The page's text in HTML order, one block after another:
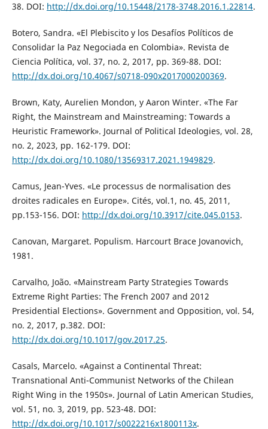
38. DOI: http://dx.doi.org/10.15448/2178-3748.2016.1.22814.
Botero, Sandra. «El Plebiscito y los Desafíos Políticos de
Consolidar la Paz Negociada en Colombia». Revista de
Ciencia Política, vol. 37, no. 2, 2017, pp. 369-88. DOI:
http://dx.doi.org/10.4067/s0718-090x2017000200369.
Brown, Katy, Aurelien Mondon, y Aaron Winter. «The Far
Right, the Mainstream and Mainstreaming: Towards a
Heuristic Framework». Journal of Political Ideologies, vol. 28,
no. 2, 2023, pp. 162-179. DOI:
http://dx.doi.org/10.1080/13569317.2021.1949829.
Camus, Jean-Yves. «Le processus de normalisation des
droites radicales en Europe». Cités, vol.1, no. 45, 2011,
pp.153-156. DOI: http://dx.doi.org/10.3917/cite.045.0153.
Canovan, Margaret. Populism. Harcourt Brace Jovanovich,
1981.
Carvalho, João. «Mainstream Party Strategies Towards
Extreme Right Parties: The French 2007 and 2012
Presidential Elections». Government and Opposition, vol. 54,
no. 2, 2017, p.382. DOI:
http://dx.doi.org/10.1017/gov.2017.25.
Casals, Marcelo. «Against a Continental Threat:
Transnational Anti-Communist Networks of the Chilean
Right Wing in the 1950s». Journal of Latin American Studies,
vol. 51, no. 3, 2019, pp. 523-48. DOI:
http://dx.doi.org/10.1017/s0022216x1800113x.